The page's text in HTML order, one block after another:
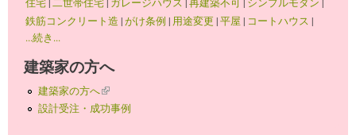
鉄筋コンクリート造 |がけ条例 | 用途変更 |平屋 | コートハウス |
...続き...
建築家の方へ
建築家の方へ(link is external)
設計受注・成功事例